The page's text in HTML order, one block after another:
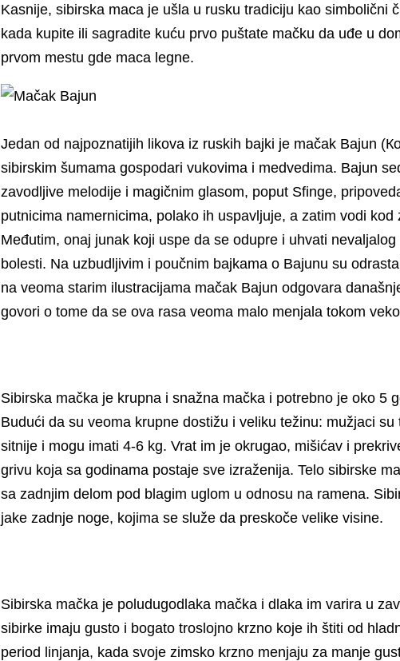
Kasnije, sibirska maca je ušla u rusku tradiciju kao simbolični
kada kupite ili sagradite kuću prvo puštate mačku da uđe u
prvom mestu gde maca legne.
Jedan od najpoznatijih likova iz ruskih bajki je mačak Bajun
sibirskim šumama gospodari vukovima i medvedima. Bajun
zavodljive melodije i magičnim glasom, poput Sfinge,
putnicima namernicima, polako ih uspavljuje, a zatim vodi kod
Međutim, onaj junak koji uspe da se odupre i uhvati
bolesti. Na uzbudljivim i poučnim bajkama o Bajunu su
na veoma starim ilustracijama mačak Bajun odgovara
govori o tome da se ova rasa veoma malo menjala tokom
Sibirska mačka je krupna i snažna mačka i potrebno je oko 5
Budući da su veoma krupne dostižu i veliku težinu: mužjaci
sitnije i mogu imati 4-6 kg. Vrat im je okrugao, mišićav i
grivu koja sa godinama postaje sve izraženija. Telo sibirske
sa zadnjim delom pod blagim uglom u odnosu na ramena.
jake zadnje noge, kojima se služe da preskoče velike visine.
Sibirska mačka je poludugodlaka mačka i dlaka im varira u
sibirke imaju gusto i bogato troslojno krzno koje ih štiti od
period linjanja, kada svoje zimsko krzno menjaju za manje